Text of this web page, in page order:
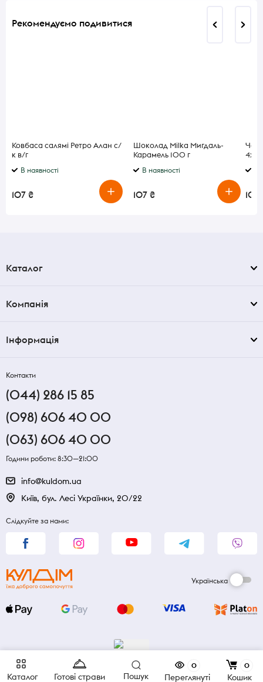
Каталог Готові страви Пошук
0
Переглянуті
0
Кошик
Рекомендуємо подивитися
Ковбаса салямі Ретро Алан с/
к в/г
В наявності
107 ₴
Шоколад Milka Мигдаль-
Карамель 100 г
В наявності
107 ₴
Чай
4х8
107
Каталог
Компанія
Інформація
Контакти
(044) 286 15 85
(098) 606 40 00
(063) 606 40 00
Години роботи: 8:30—21:00
info@kuldom.ua
Київ, бул. Лесі Українки, 20/22
Слідкуйте за нами:
Українська